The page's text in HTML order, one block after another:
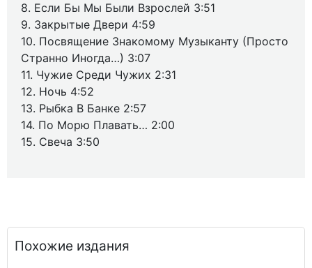
8. Если Бы Мы Были Взрослей 3:51
9. Закрытые Двери 4:59
10. Посвящение Знакомому Музыканту (Просто
Странно Иногда…) 3:07
11. Чужие Среди Чужих 2:31
12. Ночь 4:52
13. Рыбка В Банке 2:57
14. По Морю Плавать… 2:00
15. Свеча 3:50
Похожие издания